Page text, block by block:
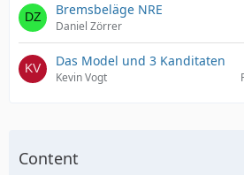
Bremsbeläge NRE
Daniel Zörrer
Das Model und 3 Kanditaten
Kevin Vogt
Content